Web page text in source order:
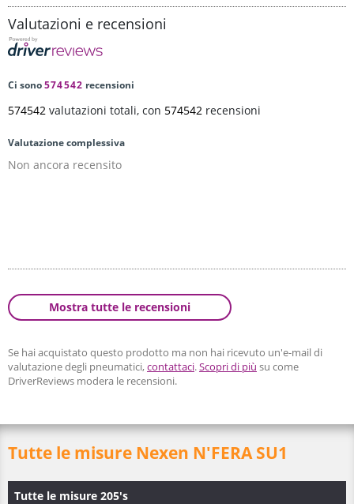
Valutazioni e recensioni
Ci sono574542 recensioni
574542 valutazioni totali, con 574542 recensioni
Valutazione complessiva
Non ancora recensito
Mostra tutte le recensioni
Se hai acquistato questo prodotto ma non hai ricevuto un'e-mail di
valutazione degli pneumatici,contattaci.Scopri di più su come
DriverReviews modera le recensioni.
Tutte le misure Nexen N'FERA SU1
Tutte le misure 205's